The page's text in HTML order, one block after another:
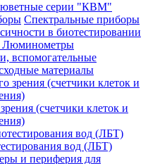
серии "КВМ"
Спектральные приборы
в биотестировании
Люминометры
вспомогательные
материалы
(счетчики клеток и
вод (ЛБТ)